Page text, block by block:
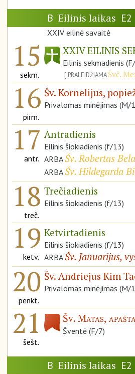
B Eilinis laikas E2
XXIV eilinė savaitė
15
sekm.
XXIV EILINIS
Eilinis sekmadienis
PRALEIDŽIAMAŠvč.
16
pirm.
Šv. Kornelijus,
Privalomas minėjimas (M/
17
antr.
Antradienis
Eilinis šiokiadienis (f/13)
ARBAŠv. Robertas
ARBAŠv. Hildegarda
18
treč.
Trečiadienis
Eilinis šiokiadienis (f/13)
19
ketv.
Ketvirtadienis
Eilinis šiokiadienis (f/13)
ARBAŠv. Januarijus,
20
penkt.
Šv. Andriejus Kim
Privalomas minėjimas (M/
21
šešt.
Šv. Matas,
Šventė (F/7)
B Eilinis laikas E2